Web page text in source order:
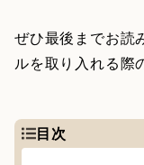
ぜひ最後までお読
ルを取り入れる際
目次